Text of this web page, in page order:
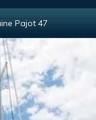
Pajot 47